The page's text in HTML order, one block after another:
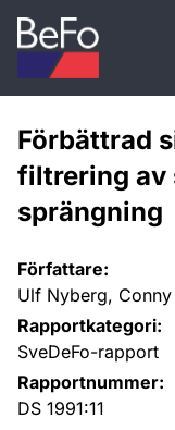
Skip to content
Förbättrad
filtrering av
sprängning
Författare:
Ulf Nyberg,
Rapportkategori:
SveDeFo-rapport
Rapportnummer:
DS 1991:11